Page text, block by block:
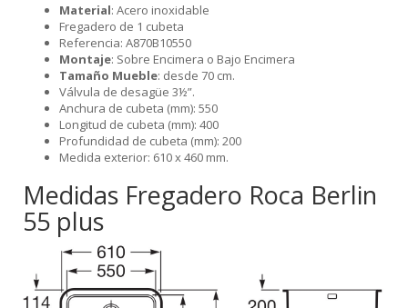
Material: Acero inoxidable
Fregadero de 1 cubeta
Referencia: A870B10550
Montaje: Sobre Encimera o Bajo Encimera
Tamaño Mueble: desde 70 cm.
Válvula de desagüe 3½”.
Anchura de cubeta (mm): 550
Longitud de cubeta (mm): 400
Profundidad de cubeta (mm): 200
Medida exterior: 610 x 460 mm.
Medidas Fregadero Roca Berlin
55 plus